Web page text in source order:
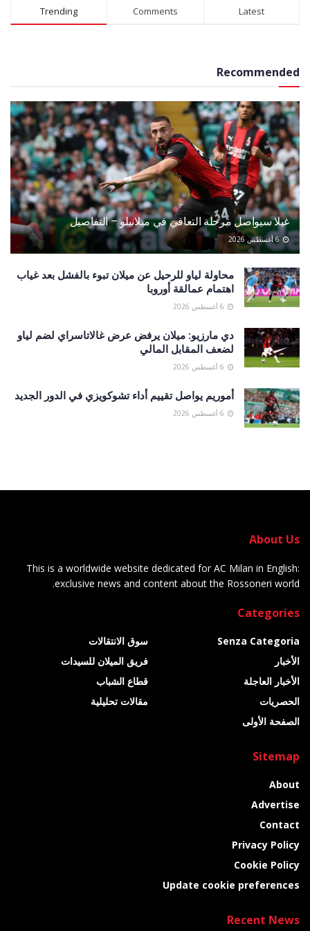
Trending Comments Latest
Recommended
غيلا سيواصل مرحلة التعافي في ميلانيلو – التفاصيل
محاولة لياو للرحيل عن ميلان تبوء بالفشل بعد غياب
اهتمام عمالقة أوروبا
دي مارزيو: ميلان يرفض عرض غالاتاسراي لضم لياو
لضعف المقابل المالي
أموريم يواصل تقييم أداء تشوكويزي في الدور الجديد
About Us
This is a worldwide website dedicated for AC Milan in English:
exclusive news and content about the Rossoneri world.
Categories
Senza Categoria
الأخبار
الأخبار العاجلة
الحصريات
الصفحة الأولى
سوق الانتقالات
فريق الميلان للسيدات
قطاع الشباب
مقالات تحليلية
Sitemap
About
Advertise
Contact
Privacy Policy
Cookie Policy
Update cookie preferences
Recent News